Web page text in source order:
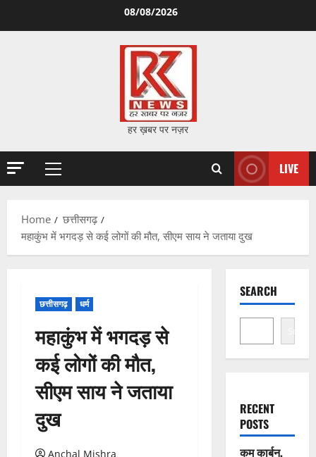
08/08/2026
हर ख़बर पर नज़र
Primary
LIVE
Home
छत्तीसगढ़
महाकुंभ में भगदड़ से कई लोगों की मौत, सीएम साय ने जताया दुख
छत्तीसगढ़ धर्म
महाकुंभ में भगदड़ से
कई लोगों की मौत,
सीएम साय ने जताया
दुख
Anchal Mishra
SEARCH
Search
RECENT
POSTS
कम कार्बन,